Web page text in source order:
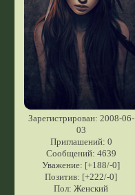
Зарегистрирован: 2008-06-
03
Приглашений: 0
Сообщений: 4639
Уважение: [+188/-0]
Позитив: [+222/-0]
Пол: Женский